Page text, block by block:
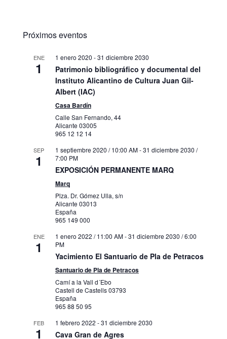
Próximos eventos
ENE
1
1 enero 2020 -31 diciembre 2030
Patrimonio bibliográfico y documental del
Instituto Alicantino de Cultura Juan Gil-
Albert (IAC)
Casa Bardín
Calle San Fernando, 44
Alicante 03005
965 12 12 14
SEP
1
1 septiembre 2020 / 10:00 AM-31 diciembre 2030 /
7:00 PM
EXPOSICIÓN PERMANENTE MARQ
Marq
Plza. Dr. Gómez Ulla, s/n
Alicante 03013
España
965 149 000
ENE
1
1 enero 2022 / 11:00 AM-31 diciembre 2030 / 6:00
PM
Yacimiento El Santuario de Pla de Petracos
Santuario de Pla de Petracos
Camí a la Vall d´Ebo
Castell de Castells03793
España
965 88 50 95
FEB
1
1 febrero 2022 -31 diciembre 2030
Cava Gran de Agres